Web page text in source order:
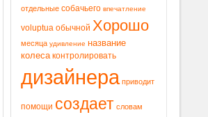
отдельные собачьего впечатление
voluptua обычной Хорошо
месяца удивление название
колеса контролировать
дизайнера приводит
помощи создает словам